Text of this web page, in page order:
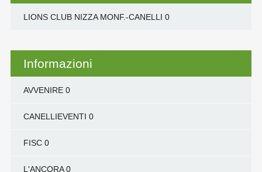
LIONS CLUB NIZZA MONF.-CANELLI 0
Informazioni
AVVENIRE0
CANELLIEVENTI 0
FISC0
L'ANCORA0